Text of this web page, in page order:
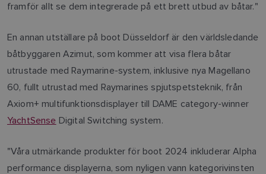
framför allt se dem integrerade på ett brett utbud av båtar."
En annan utställare på boot Düsseldorf är den världsledande
båtbyggaren Azimut, som kommer att visa flera båtar
utrustade med Raymarine-system, inklusive nya Magellano
60, fullt utrustad med Raymarines spjutspetsteknik, från
Axiom+ multifunktionsdisplayer till DAME category-winner
YachtSense Digital Switching system.
"Våra utmärkande produkter för boot 2024 inkluderar Alpha
performance displayerna, som nyligen vann kategorivinsten